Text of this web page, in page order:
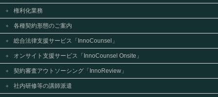
権利化業務
各種契約形態のご案内
総合法律支援サービス「InnoCounsel」
オンサイト支援サービス「InnoCounsel Onsite」
契約審査アウトソーシング「InnoReview」
社内研修等の講師派遣